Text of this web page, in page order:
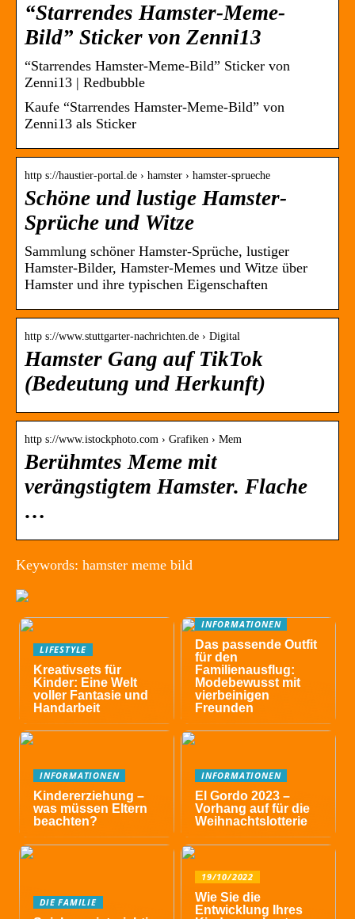
“Starrendes Hamster-Meme-
Bild” Sticker von Zenni13
“Starrendes Hamster-Meme-Bild” Sticker von
Zenni13 | Redbubble
Kaufe “Starrendes Hamster-Meme-Bild” von
Zenni13 als Sticker
http s://haustier-portal.de › hamster › hamster-sprueche
Schöne und lustige Hamster-
Sprüche und Witze
Sammlung schöner Hamster-Sprüche, lustiger
Hamster-Bilder, Hamster-Memes und Witze über
Hamster und ihre typischen Eigenschaften
http s://www.stuttgarter-nachrichten.de › Digital
Hamster Gang auf TikTok
(Bedeutung und Herkunft)
http s://www.istockphoto.com › Grafiken › Mem
Berühmtes Meme mit
verängstigtem Hamster. Flache
…
Keywords: hamster meme bild
LIFESTYLE
Kreativsets für
Kinder: Eine Welt
voller Fantasie und
Handarbeit
INFORMATIONEN
Das passende Outfit
für den
Familienausflug:
Modebewusst mit
vierbeinigen
Freunden
INFORMATIONEN
Kindererziehung –
was müssen Eltern
beachten?
INFORMATIONEN
El Gordo 2023 –
Vorhang auf für die
Weihnachtslotterie
DIE FAMILIE
19/10/2022
Wie Sie die
Entwicklung Ihres